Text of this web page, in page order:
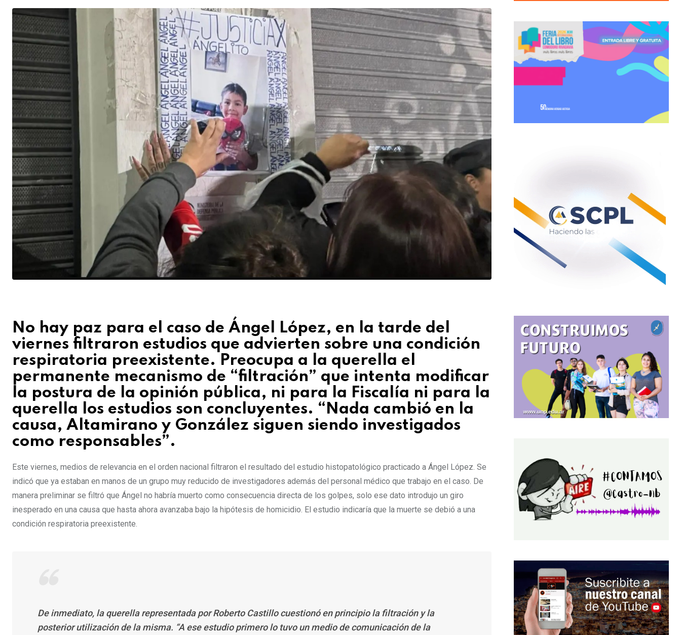
Email
No hay paz para el caso de Ángel López, en la tarde del
viernes filtraron estudios que advierten sobre una condición
respiratoria preexistente. Preocupa a la querella el
permanente mecanismo de “filtración” que intenta modificar
la postura de la opinión pública, ni para la Fiscalía ni para la
querella los estudios son concluyentes. “Nada cambió en la
causa, Altamirano y González siguen siendo investigados
como responsables”.
Este viernes, medios de relevancia en el orden nacional filtraron el resultado del estudio histopatológico practicado a Ángel López. Se
indicó que ya estaban en manos de un grupo muy reducido de investigadores además del personal médico que trabajo en el caso. De
manera preliminar se filtró que Ángel no habría muerto como consecuencia directa de los golpes, solo ese dato introdujo un giro
inesperado en una causa que hasta ahora avanzaba bajo la hipótesis de homicidio. El estudio indicaría que la muerte se debió a una
condición respiratoria preexistente.
De inmediato, la querella representada por Roberto Castillo cuestionó en principio la filtración y la
posterior utilización de la misma. “A ese estudio primero lo tuvo un medio de comunicación de la